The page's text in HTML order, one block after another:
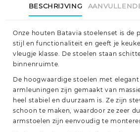
BESCHRIJVING
Onze houten Batavia stoelenset is de
stijl en functionaliteit en geeft je
vleugje klasse. De stoelen staan
binnenruimte.
De hoogwaardige stoelen met
armleuningen zijn gemaakt van
heel stabiel en duurzaam is. Ze zijn
schoon te maken, waardoor ze zeer
armstoelen zijn eenvoudig te